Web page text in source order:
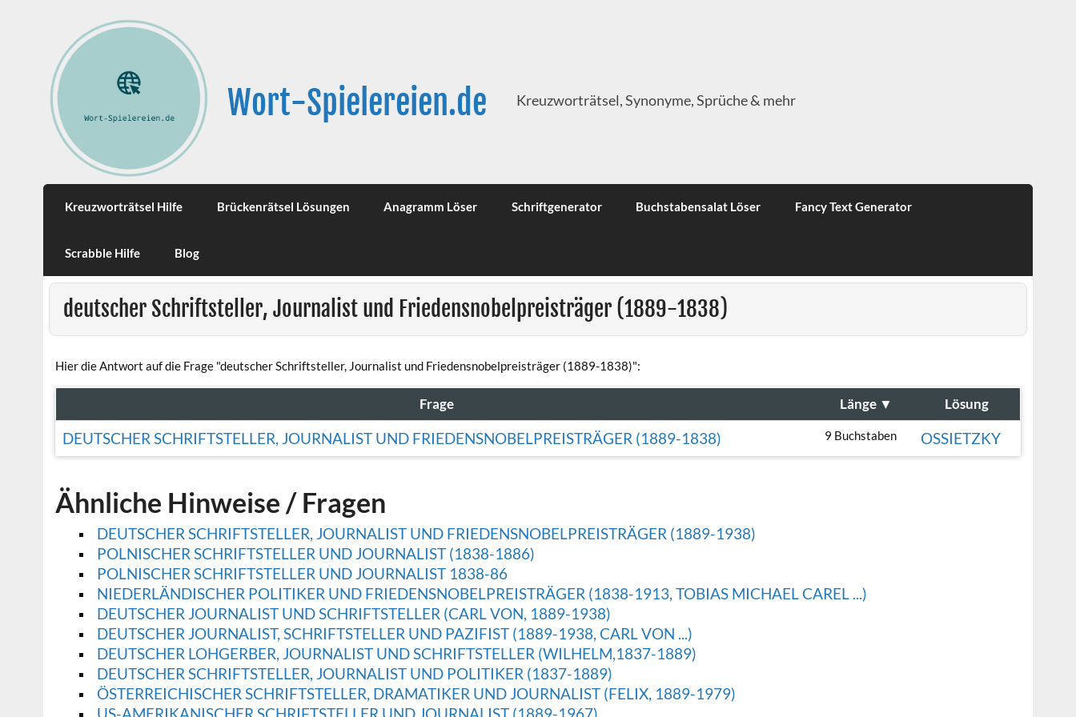
Wort-Spielereien.de Kreuzworträtsel, Synonyme, Sprüche & mehr
Kreuzworträtsel Hilfe Brückenrätsel Lösungen Anagramm Löser Schriftgenerator Buchstabensalat Löser Fancy Text Generator
Scrabble Hilfe Blog
deutscher Schriftsteller, Journalist und Friedensnobelpreisträger (1889-1838)
Hier die Antwort auf die Frage "deutscher Schriftsteller, Journalist und Friedensnobelpreisträger (1889-1838)":
Frage Länge ▼ Lösung
DEUTSCHER SCHRIFTSTELLER, JOURNALIST UND FRIEDENSNOBELPREISTRÄGER (1889-1838) 9 Buchstaben OSSIETZKY
Ähnliche Hinweise / Fragen
DEUTSCHER SCHRIFTSTELLER, JOURNALIST UND FRIEDENSNOBELPREISTRÄGER (1889-1938)
POLNISCHER SCHRIFTSTELLER UND JOURNALIST (1838-1886)
POLNISCHER SCHRIFTSTELLER UND JOURNALIST 1838-86
NIEDERLÄNDISCHER POLITIKER UND FRIEDENSNOBELPREISTRÄGER (1838-1913, TOBIAS MICHAEL CAREL ...)
DEUTSCHER JOURNALIST UND SCHRIFTSTELLER (CARL VON, 1889-1938)
DEUTSCHER JOURNALIST, SCHRIFTSTELLER UND PAZIFIST (1889-1938, CARL VON ...)
DEUTSCHER LOHGERBER, JOURNALIST UND SCHRIFTSTELLER (WILHELM,1837-1889)
DEUTSCHER SCHRIFTSTELLER, JOURNALIST UND POLITIKER (1837-1889)
ÖSTERREICHISCHER SCHRIFTSTELLER, DRAMATIKER UND JOURNALIST (FELIX, 1889-1979)